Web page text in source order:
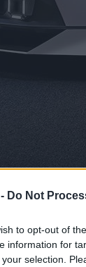
Do Not
to opt-out of
information for
selection.